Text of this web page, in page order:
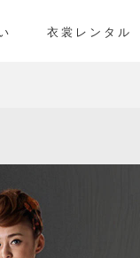
ロデュースなら「京鐘」
衣裳レンタル